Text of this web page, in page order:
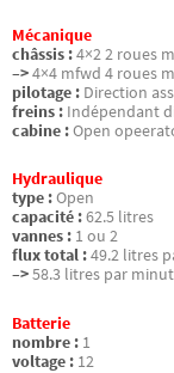
Mécanique
châssis :4×2 2 roues
–>4×4 mfwd 4 roues
pilotage : Direction
freins : Indépendant
cabine :Open
Hydraulique
type :Open
capacité :62.5 litres
vannes : 1 ou 2
flux total :49.2 litres
–>58.3 litres par
Batterie
nombre : 1
voltage : 12